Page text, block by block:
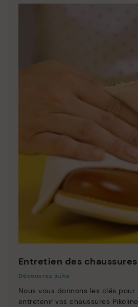
Entretien des chaussures
Découvrez suite
Nous vous donnons les clés
entretenir vos chaussures